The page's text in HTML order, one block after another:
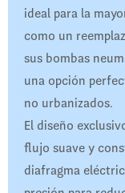
ideal para la
como un
sus bombas
una opción
no urbanizados.
El diseño
flujo suave y
diafragma